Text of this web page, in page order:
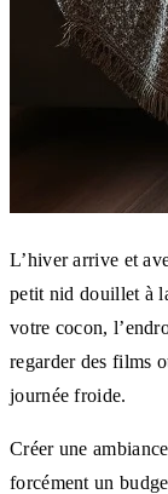
L’hiver arrive et
petit nid douillet à
votre cocon,
regarder des films
journée froide.
Créer une
forcément un